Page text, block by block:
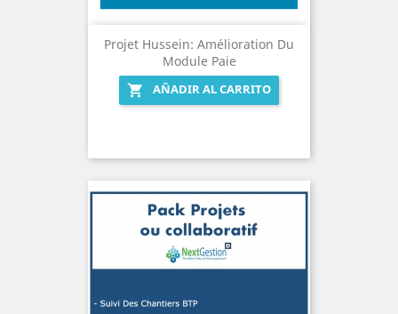
Projet Hussein: Amélioration Du
Module Paie

AÑADIR AL CARRITO